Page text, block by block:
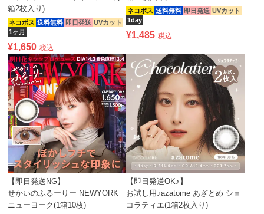
箱2枚入り)
ネコポス 送料無料 即日発送 UVカット
1ヶ月
¥1,650 税込
ネコポス 送料無料 即日発送 UVカット
1day
¥1,485 税込
【即日発送NG】
せかいのふるーりー NEWYORK
ニューヨーク(1箱10枚)
【即日発送OK♪】
お試し用♪azatome あざとめ ショ
コラティエ(1箱2枚入り)